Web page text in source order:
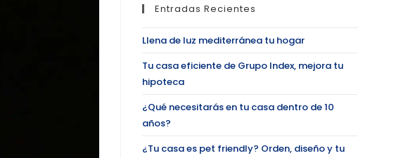
Entradas Recientes
Llena de luz mediterránea tu hogar
Tu casa eficiente de Grupo Index, mejora tu
hipoteca
¿Qué necesitarás en tu casa dentro de 10
años?
¿Tu casa es pet friendly? Orden, diseño y tu